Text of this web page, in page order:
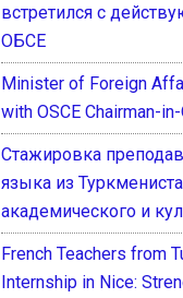
встретился с
ОБСЕ
Minister of Foreign
with OSCE Chairman-
Стажировка
языка из
академического и
French Teachers from
Internship in Nice: